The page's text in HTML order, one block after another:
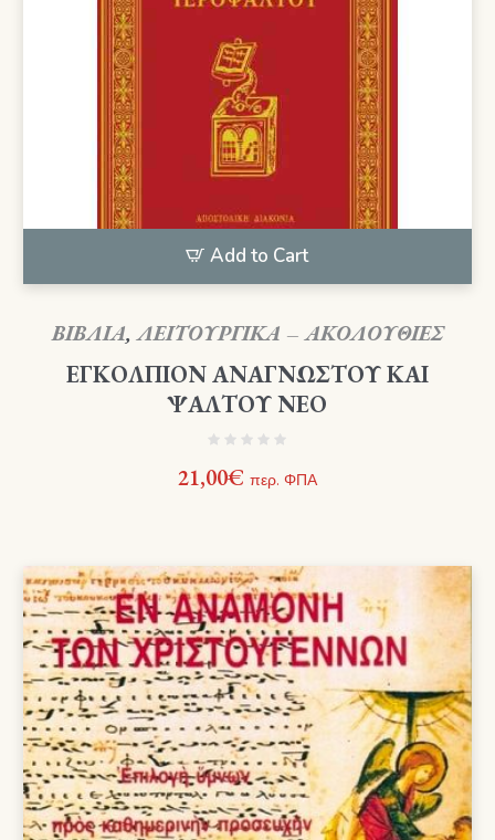
Add to Cart
ΒΙΒΛΙΑ,ΛΕΙΤΟΥΡΓΙΚΑ – ΑΚΟΛΟΥΘΙΕΣ
ΕΓΚΟΛΠΙΟΝ ΑΝΑΓΝΩΣΤΟΥ ΚΑΙ
ΨΑΛΤΟΥ ΝΕΟ
21,00€ περ. ΦΠΑ